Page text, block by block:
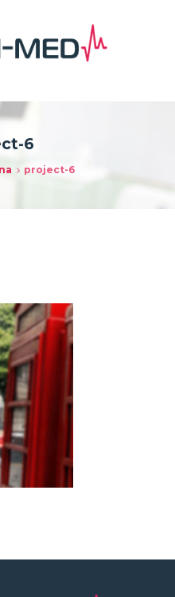
6
project-6